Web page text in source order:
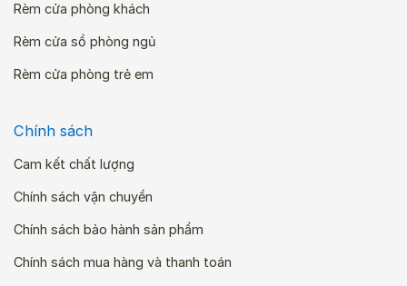
Rèm cửa phòng khách
Rèm cửa sổ phòng ngủ
Rèm cửa phòng trẻ em
Chính sách
Cam kết chất lượng
Chính sách vận chuyển
Chính sách bảo hành sản phẩm
Chính sách mua hàng và thanh toán